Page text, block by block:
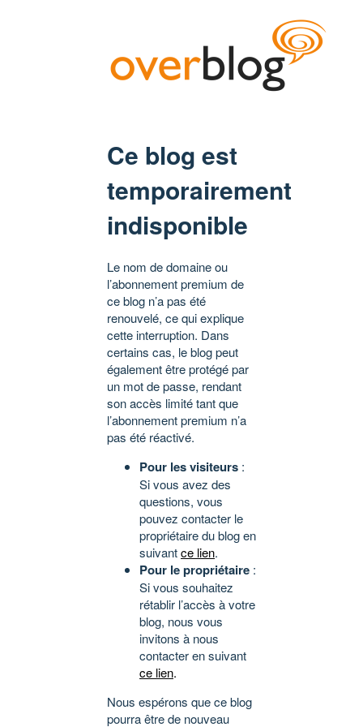
Ce blog est
temporairement
indisponible
Le nom de domaine ou
l’abonnement premium de
ce blog n’a pas été
renouvelé, ce qui explique
cette interruption. Dans
certains cas, le blog peut
également être protégé par
un mot de passe, rendant
son accès limité tant que
l’abonnement premium n’a
pas été réactivé.
Pour les visiteurs :
Si vous avez des
questions, vous
pouvez contacter le
propriétaire du blog en
suivantce lien.
Pour le propriétaire :
Si vous souhaitez
rétablir l’accès à votre
blog, nous vous
invitons à nous
contacter en suivant
ce lien.
Nous espérons que ce blog
pourra être de nouveau